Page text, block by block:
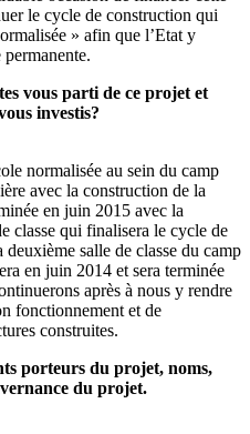
le cycle de construction qui
» afin que l’Etat y
vous parti de ce projet et
investis?
normalisée au sein du camp
avec la construction de la
en juin 2015 avec la
classe qui finalisera le cycle de
salle de classe du camp
en juin 2014 et sera terminée
après à nous y rendre
fonctionnement et de
construites.
porteurs du projet, noms,
du projet.